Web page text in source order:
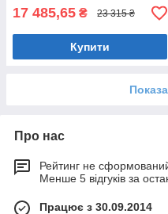
17 485,65 ₴ 23 315 ₴
Купити
Про нас
Рейтинг не
Менше 5 відгуків за
Працює з 30.09.2014